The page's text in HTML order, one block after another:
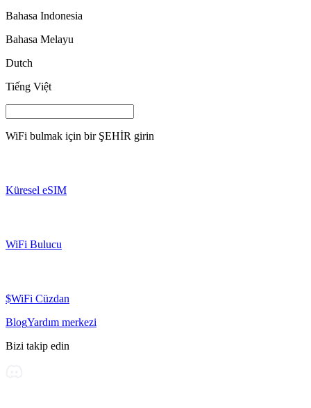
Bahasa Indonesia
Bahasa Melayu
Dutch
Tiếng Việt
WiFi bulmak için bir ŞEHİR girin
Küresel eSIM
WiFi Bulucu
$WiFi Cüzdan
BlogYardım merkezi
Bizi takip edin